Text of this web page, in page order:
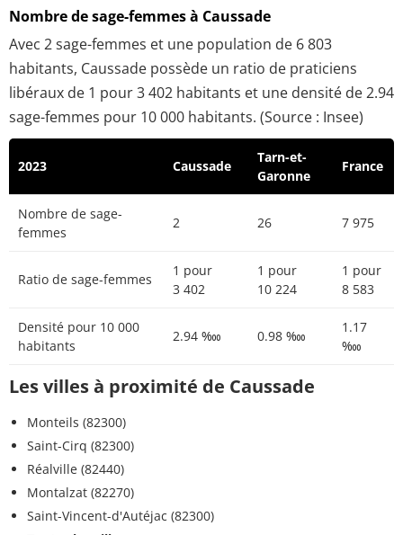
Nombre de sage-femmes à Caussade
Avec 2 sage-femmes et une population de 6 803
habitants, Caussade possède un ratio de praticiens
libéraux de 1 pour 3 402 habitants et une densité de 2.94
sage-femmes pour 10 000 habitants. (Source : Insee)
2023 Caussade
Tarn-et-
Garonne
France
Nombre de sage-
femmes
2 26 7 975
Ratio de sage-femmes
1 pour
3 402
1 pour
10 224
1 pour
8 583
Densité pour 10 000
habitants
2.94 ‱ 0.98 ‱
1.17
‱
Les villes à proximité de Caussade
Monteils (82300)
Saint-Cirq (82300)
Réalville (82440)
Montalzat (82270)
Saint-Vincent-d'Autéjac (82300)